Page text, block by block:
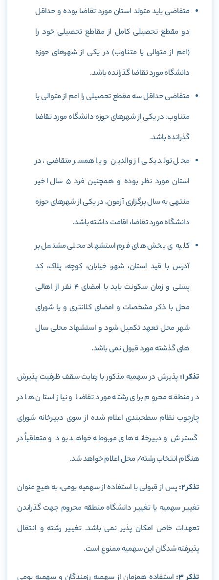
متقاضی باید متولد استان مورد تقاضا بوده و حداقل
دو مقطع تحصیلی کامل از مقاطع تحصیلی خود را
(اعم از متوالی یا متناوب) در یکی از شهرهای حوزه
دانشگاه مورد تقاضا گذرانده باشد.
متقاضی حداقل سه مقطع تحصیلی را اعم از متوالی یا
متناوب، در یکی از شهرهای حوزه دانشگاه مورد تقاضا
گذرانده باشد.
محل تولد یکی از والدین و یا همسر متقاضی، در
استان مورد نظر بوده و همچنین فرد 5 سال اخیر
منتهی به سال برگزاری آزمون، در یکی از شهرهای حوزه
دانشگاه مورد تقاضا، اقامت داشته باشد.
کلیه ی بخش های فرم استشهاد محلی مشتمل بر
آدرس با قید استان، شهر، خیابان، کوچه، پلاک، کد
پستی و زمان سکونت باید با امضای 4 نفر از اهالی
محل با ذکر مشخصات و امضای کلانتری و یا شورای
شهر محل تعهد تکمیل شود و استشهاد محلی سال
های گذشته مورد قبول نمی باشد.
تذکر 1: پذیرش در سهمیه مذکور با رعایت سقف ظرفیت پذیرش
در منطقه محروم برای رشته مورد تقاضا و نیاز استان ها در
چارچوب نظام سطحبندی اعلام شده از سوی دبیرخانه شورای
گسترش و دبیرخانه های مربوطه خواهد بود و متعاقباً در
هنگام انتخاب رشته/ محل اعلام خواهد شد.
تذکر 2: پس از قبولی با استفاده از سهمیه بومی، به هیچ عنوان
تغییر سهمیه یا تغییر دانشگاه منطقه محروم جهت گذراندن
تعهدات خاص امکان پذیر نمی باشد. تغییر رشته و انتقال
پذیرفته شدگان این سهمیه ممنوع است.